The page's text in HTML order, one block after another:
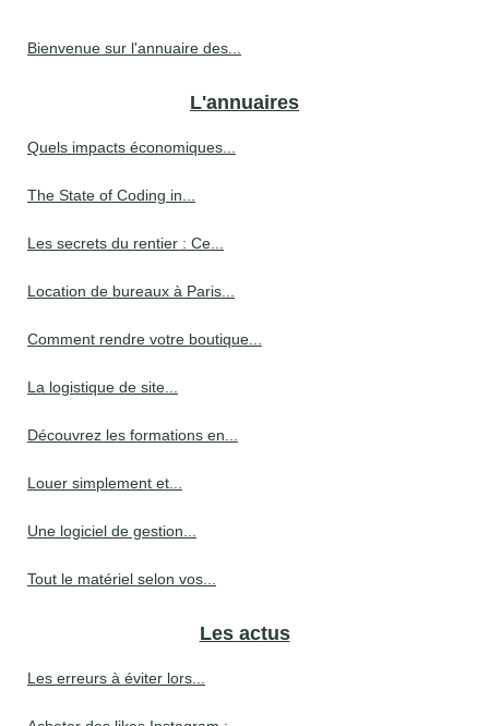
Bienvenue sur l'annuaire des...
L'annuaires
Quels impacts économiques...
The State of Coding in...
Les secrets du rentier : Ce...
Location de bureaux à Paris...
Comment rendre votre boutique...
La logistique de site...
Découvrez les formations en...
Louer simplement et...
Une logiciel de gestion...
Tout le matériel selon vos...
Les actus
Les erreurs à éviter lors...